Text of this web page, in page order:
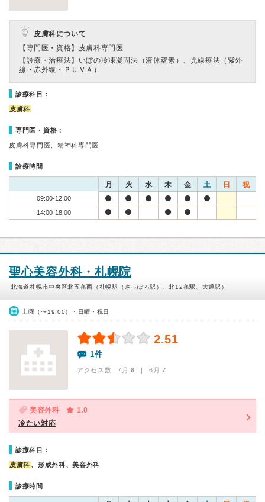
皮膚科について
【専門医・資格】 皮膚科専門医
【診療・治療法】 いぼの冷凍凝固法（液体窒素）、光線療法（紫外
線・赤外線・ＰＵＶＡ）
診療科目：
皮膚科
専門医・資格：
皮膚科専門医、精神科専門医
診療時間
月 火 水 木 金 土 日 祝
09:00-12:00
14:00-18:00
聖心美容外科・札幌院
北海道札幌市中央区北五条西（札幌駅（さっぽろ駅）、北12条駅、大通駅）
土曜（〜19:00）・日曜・祝日
2.51
1件
アクセス数 7月:8 | 6月:7
美容外科
1.0
冷たい対応
診療科目：
皮膚科 、形成外科、美容外科
診療時間